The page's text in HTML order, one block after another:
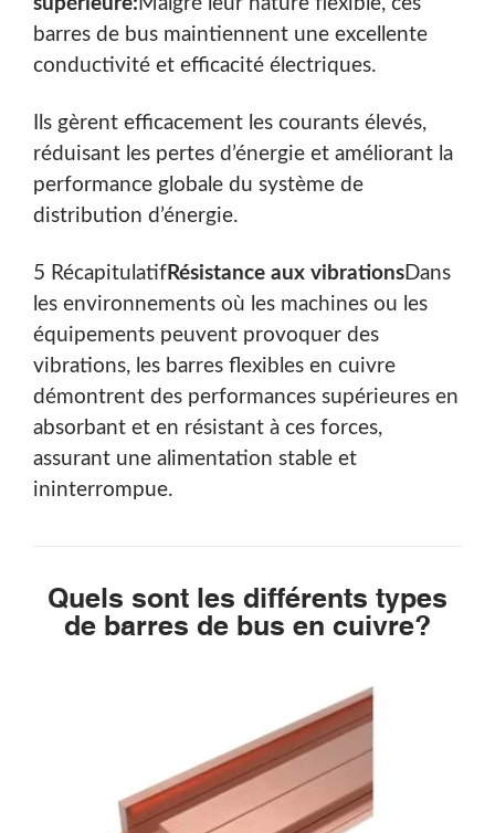
barres de bus maintiennent une excellente
conductivité et efficacité électriques.
Ils gèrent efficacement les courants élevés,
réduisant les pertes d’énergie et améliorant la
performance globale du système de
distribution d’énergie.
5 Récapitulatif Résistance aux vibrationsDans
les environnements où les machines ou les
équipements peuvent provoquer des
vibrations, les barres flexibles en cuivre
démontrent des performances supérieures en
absorbant et en résistant à ces forces,
assurant une alimentation stable et
ininterrompue.
Quels sont les différents types
de barres de bus en cuivre?
Rechercher
Rechercher